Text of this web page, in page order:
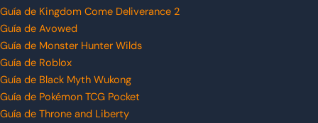
Guía de Kingdom Come Deliverance 2
Guía de Avowed
Guía de Monster Hunter Wilds
Guía de Roblox
Guía de Black Myth Wukong
Guía de Pokémon TCG Pocket
Guía de Throne and Liberty